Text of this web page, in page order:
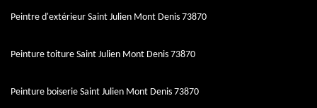
Peintre d'extérieur Saint Julien Mont Denis 73870
Peinture toiture Saint Julien Mont Denis 73870
Peinture boiserie Saint Julien Mont Denis 73870